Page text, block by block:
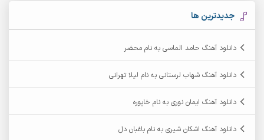
آرکاداش
جدیدترین ها
دانلود آهنگ حامد الماسی به نام محضر
دانلود آهنگ شهاب لرستانی به نام لیلا تهرانی
دانلود آهنگ ایمان نوری به نام خاپوره
دانلود آهنگ اشکان شیری به نام باغبان دل